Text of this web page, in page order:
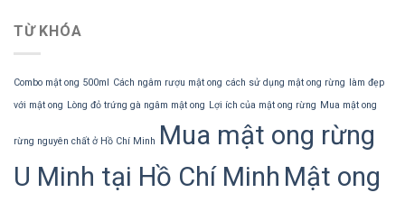
môi
hồng
mọng
dạ
dày:
chế
cách
dùng
TỪ KHÓA
Combo mật ong 500ml Cách ngâm rượu mật ong cách sử dụng mật ong rừng làm đẹp
với mật ong Lòng đỏ trứng gà ngâm mật ong Lợi ích của mật ong rừng Mua mật ong
rừng nguyên chất ở Hồ Chí Minh Mua mật ong rừng
U Minh tại Hồ Chí Minh Mật ong